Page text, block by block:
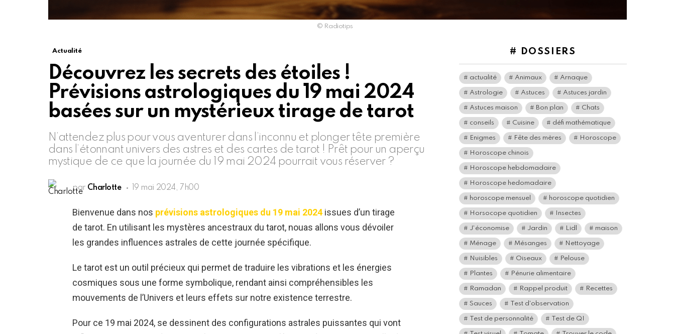
© Radiotips
Actualité
Découvrez les secrets des étoiles !
Prévisions astrologiques du 19 mai 2024
basées sur un mystérieux tirage de tarot
N’attendez plus pour vous aventurer dans l’inconnu et plonger tête première
dans l’étonnant univers des astres et des cartes de tarot ! Prêt pour un aperçu
mystique de ce que la journée du 19 mai 2024 pourrait vous réserver ?
par Charlotte 19 mai 2024, 7h00
Bienvenue dans nos prévisions astrologiques du 19 mai 2024 issues d’un tirage
de tarot. En utilisant les mystères ancestraux du tarot, nouas allons vous dévoiler
les grandes influences astrales de cette journée spécifique.
Le tarot est un outil précieux qui permet de traduire les vibrations et les énergies
cosmiques sous une forme symbolique, rendant ainsi compréhensibles les
mouvements de l’Univers et leurs effets sur notre existence terrestre.
Pour ce 19 mai 2024, se dessinent des configurations astrales puissantes qui vont
# DOSSIERS
actualité Animaux Arnaque
Astrologie Astuces Astuces jardin
Astuces maison Bon plan Chats
conseils Cuisine défi mathématique
Enigmes Fête des mères Horoscope
Horoscope chinois
Horoscope hebdomadaire
Horoscope hedomadaire
horoscope mensuel horoscope quotidien
Horsocope quotidien Insectes
J'économise Jardin Lidl maison
Ménage Mésanges Nettoyage
Nuisibles Oiseaux Pelouse
Plantes Pénurie alimentaire
Ramadan Rappel produit Recettes
Sauces Test d'observation
Test de personnalité Test de QI